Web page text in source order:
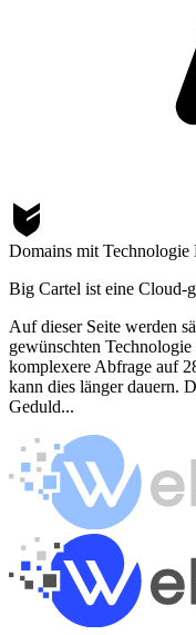
Domains mit Technologie
Big Cartel ist eine Cloud-
Auf dieser Seite werden
gewünschten
komplexere Abfrage auf
kann dies länger dauern.
Geduld...